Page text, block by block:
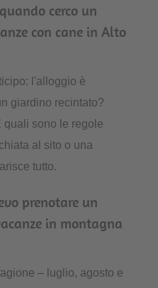
cerco un
con cane in Alto
l'alloggio è
giardino recintato?
quali sono le regole
al sito o una
tutto.
prenotare un
in montagna
– luglio, agosto e